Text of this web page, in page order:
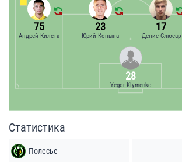
28
Yegor Klymenko
75
Андрей Килета
23
Юрий Копына
17
Денис Слюсар
Статистика
Полесье